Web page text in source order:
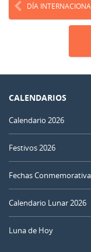
DÍA
CALENDARIOS
Calendario 2026
Festivos 2026
Fechas
Calendario Lunar 2026
Luna de Hoy